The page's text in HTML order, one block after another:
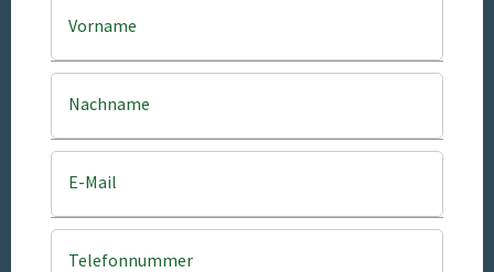
Vorname
Nachname
E-Mail
Telefonnummer